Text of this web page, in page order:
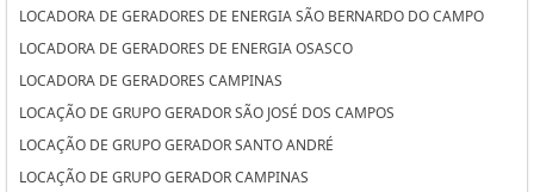
LOCADORA DE GERADORES DE ENERGIA SÃO BERNARDO DO CAMPO
LOCADORA DE GERADORES DE ENERGIA OSASCO
LOCADORA DE GERADORES CAMPINAS
LOCAÇÃO DE GRUPO GERADOR SÃO JOSÉ DOS CAMPOS
LOCAÇÃO DE GRUPO GERADOR SANTO ANDRÉ
LOCAÇÃO DE GRUPO GERADOR CAMPINAS